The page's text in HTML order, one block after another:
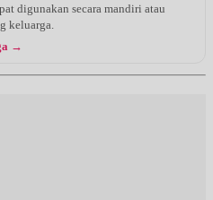
digunakan secara mandiri atau
keluarga.
→